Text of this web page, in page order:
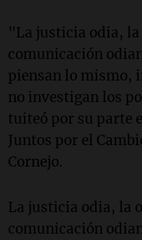
"La justicia odia, la
comunicación
piensan lo mismo,
no investigan los
tuiteó por su parte
Juntos por el
Cornejo.
La justicia odia, la
comunicación